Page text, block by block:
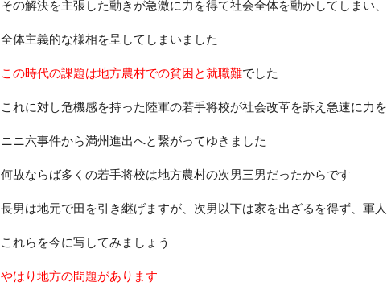
その解決を主張した動きが急激に力を得て社会全体を動かしてしまい
全体主義的な様相を呈してしまいました
この時代の課題は地方農村での貧困と就職難でした
これに対し危機感を持った陸軍の若手将校が社会改革を訴え急速に力
ニニ六事件から満州進出へと繋がってゆきました
何故ならば多くの若手将校は地方農村の次男三男だったからです
長男は地元で田を引き継げますが、次男以下は家を出ざるを得ず、軍
これらを今に写してみましょう
やはり地方の問題があります